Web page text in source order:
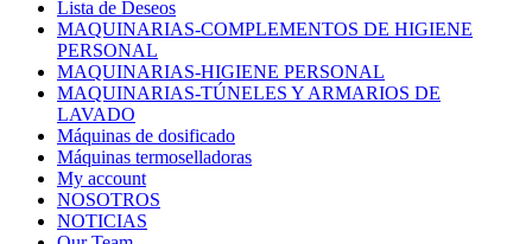
Lista de Deseos
MAQUINARIAS-COMPLEMENTOS DE HIGIENE
PERSONAL
MAQUINARIAS-HIGIENE PERSONAL
MAQUINARIAS-TÚNELES Y ARMARIOS DE
LAVADO
Máquinas de dosificado
Máquinas termoselladoras
My account
NOSOTROS
NOTICIAS